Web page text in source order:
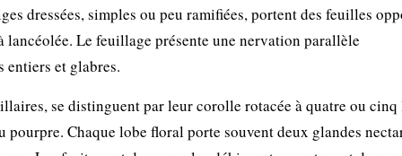
dressées, simples ou peu ramifiées, portent des feuilles
lancéolée. Le feuillage présente une nervation parallèle
entiers et glabres.
se distinguent par leur corolle rotacée à quatre ou cinq
pourpre. Chaque lobe floral porte souvent deux glandes